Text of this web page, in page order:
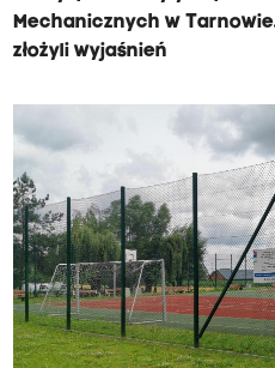
Mechanicznych w
złożyli wyjaśnień